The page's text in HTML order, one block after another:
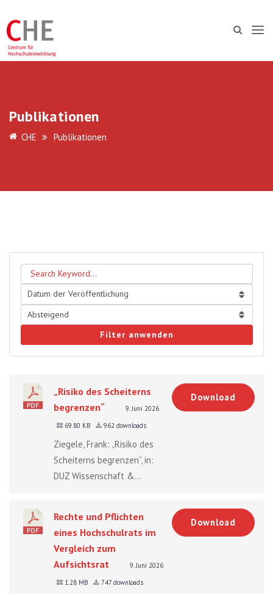
Publikationen
CHE Publikationen
Filter anwenden
„Risiko des Scheiterns
begrenzen“
9. Juni 2026
69.80 KB
962 downloads
Ziegele, Frank: „Risiko des
Scheiterns begrenzen“, in:
DUZ Wissenschaft &...
Download
Rechte und Pflichten
eines Hochschulrats im
Vergleich zum
Aufsichtsrat
9. Juni 2026
1.28 MB
747 downloads
Download